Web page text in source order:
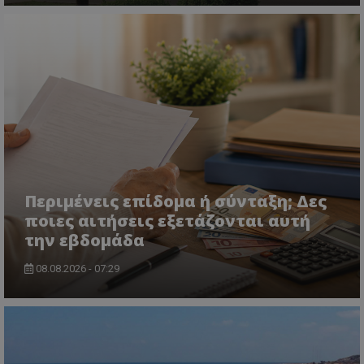
Περιμένεις επίδομα ή σύνταξη; Δες
ποιες αιτήσεις εξετάζονται αυτή
την εβδομάδα
08.08.2026 - 07:29
Microsoft Corporation
VISITOR_PRIVACY_METADATA
YouTube
.youtube.com